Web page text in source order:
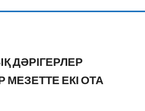
ДӘРІГЕРЛЕР
МЕЗЕТТЕ ЕКІ ОТА